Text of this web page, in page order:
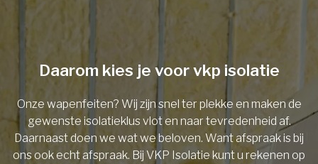
Telefoonnummer
Vorige
Daarom kies je voor vkp isolatie
Onze wapenfeiten? Wij zijn snel ter plekke en maken de
gewenste isolatieklus vlot en naar tevredenheid af.
Daarnaast doen we wat we beloven. Want afspraak is bij
ons ook echt afspraak. Bij VKP Isolatie kunt u rekenen op